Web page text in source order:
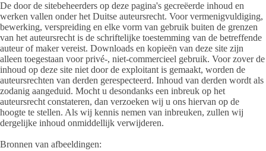
De door de sitebeheerders op deze pagina's gecreëerde inhoud en
werken vallen onder het Duitse auteursrecht. Voor vermenigvuldiging,
bewerking, verspreiding en elke vorm van gebruik buiten de grenzen
van het auteursrecht is de schriftelijke toestemming van de betreffende
auteur of maker vereist. Downloads en kopieën van deze site zijn
alleen toegestaan voor privé-, niet-commercieel gebruik. Voor zover de
inhoud op deze site niet door de exploitant is gemaakt, worden de
auteursrechten van derden gerespecteerd. Inhoud van derden wordt als
zodanig aangeduid. Mocht u desondanks een inbreuk op het
auteursrecht constateren, dan verzoeken wij u ons hiervan op de
hoogte te stellen. Als wij kennis nemen van inbreuken, zullen wij
dergelijke inhoud onmiddellijk verwijderen.
Bronnen van afbeeldingen: